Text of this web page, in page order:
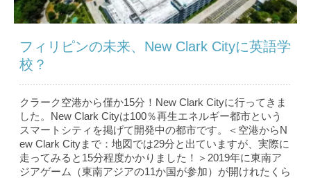
フィリピンの未来、New Clark Cityに英語学
校？
クラーク空港から僅か15分！New Clark Cityに行ってきま
した。New Clark Cityは100％再生エネルギー都市という
スマートシティを掲げて開発中の都市です。＜空港からN
ew Clark Cityまで：地図では29分と出ていますが、実際に
走ってみると15分程度かかりました！＞2019年に東南ア
ジアゲーム（東南アジアの11か国が参加）が開けれたくら